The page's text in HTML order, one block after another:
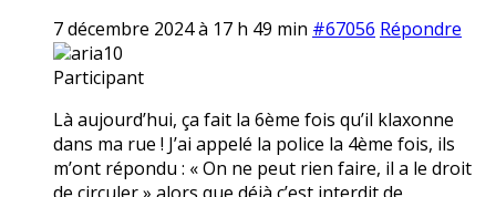
7 décembre 2024 à 17 h 49 min #67056 Répondre
aria10
Participant
Là aujourd’hui, ça fait la 6ème fois qu’il klaxonne
dans ma rue ! J’ai appelé la police la 4ème fois, ils
m’ont répondu : « On ne peut rien faire, il a le droit